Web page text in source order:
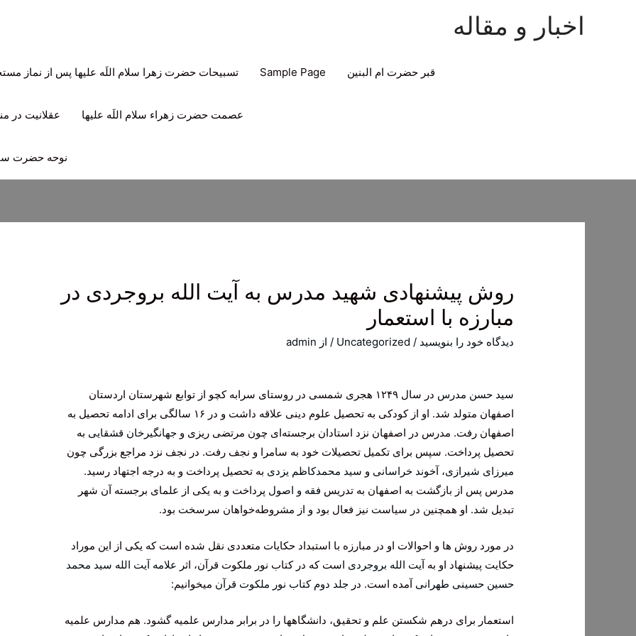
اخبار و مقاله
قبر حضرت ام البنین Sample Page تسبیحات حضرت زهرا سلام اللَه علیها پس از نماز
عصمت حضرت زهراء سلام اللَه علیها عقلانیت در
نوحه حضرت
روش پیشنهادی شهید مدرس به آیت الله بروجردی در
مبارزه با استعمار
دیدگاه‌ خود را بنویسید /
Uncategorized / از admin
سید حسن مدرس
در سال ۱۲۴۹ هجری شمسی در روستای سرابه کچو از توابع شهرستان اردستان
اصفهان متولد شد. او از کودکی به تحصیل علوم دینی علاقه داشت و در ۱۶ سالگی برای ادامه تحصیل به
اصفهان رفت. مدرس در اصفهان نزد استادان برجسته‌ای چون مرتضی ریزی وجهانگیرخان قشقایی به
تحصیل پرداخت. سپس برای تکمیل تحصیلات خود به سامرا و نجف رفت. در نجف نزد مراجع بزرگی چون
میرزای شیرازی،آخوند خراسانی و سید محمدکاظم یزدی به تحصیل پرداخت و به درجه اجتهاد رسید.
مدرس پس از بازگشت به اصفهان به تدریس فقه و اصول پرداخت و به یکی از علمای برجسته آن شهر
تبدیل شد. او همچنین در سیاست نیز فعال بود و از مشروطه‌خواهان سرسخت بود.
در مورد روش ها و احوالات او در مبارزه با استبداد حکایات متعددی نقل شده است که یکی از این موراد
حکایت پیشنهاد او بهآیت الله بروجردی است که در کتاب نور ملکوت قرآن، اثر علامه آیت الله سید محمد
حسین حسینی طهرانی آمده است. درجلد دوم کتاب نور ملکوت قرآن میخوانیم:
استعمار براى درهم شكستن علم و تحقیق، دانشگاهها را در برابر مدارس علمیه گشود. هم مدارس علمیه